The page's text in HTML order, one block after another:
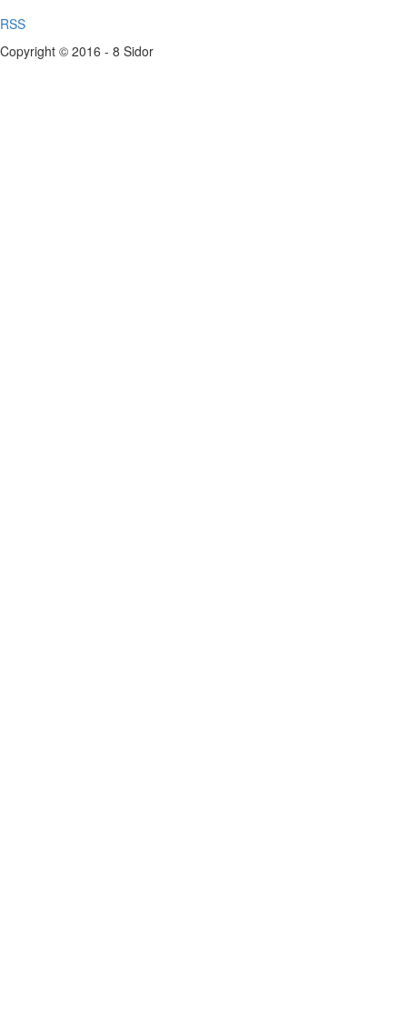
RSS
Copyright © 2016 - 8 Sidor